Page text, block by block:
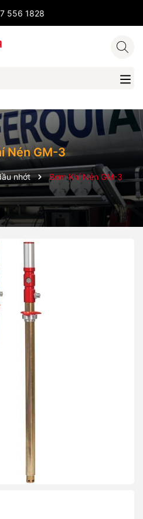
556 1828
Nén GM-3
nhớt Bơm Khí Nén GM-3